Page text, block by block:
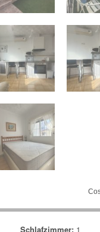
Schlafzimmer: 1